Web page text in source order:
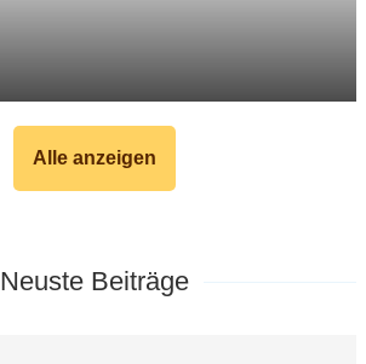
Alle anzeigen
Neuste Beiträge